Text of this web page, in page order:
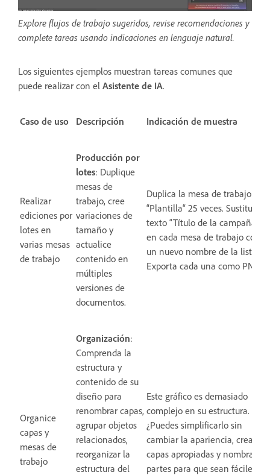
Explore flujos de trabajo sugeridos, revise recomendaciones y
complete tareas usando indicaciones en lenguaje natural.
Los siguientes ejemplos muestran tareas comunes que
puede realizar con el Asistente de IA.
Caso de uso Descripción Indicación de muestra
Realizar
ediciones por
lotes en
varias mesas
de trabajo
Producción por
lotes: Duplique
mesas de
trabajo, cree
variaciones de
tamaño y
actualice
contenido en
múltiples
versiones de
documentos.
Duplica la mesa de trabajo
“Plantilla“ 25 veces. Sustituye
texto “Título de la campaña”
en cada mesa de trabajo con
un nuevo nombre de la lista.
Exporta cada una como PNG
Organice
capas y
mesas de
trabajo
Organización:
Comprenda la
estructura y
contenido de su
diseño para
renombrar capas,
agrupar objetos
relacionados,
reorganizar la
estructura del
Este gráfico es demasiado
complejo en su estructura.
¿Puedes simplificarlo sin
cambiar la apariencia, crear
capas apropiadas y nombrar las
partes para que sean fáciles de